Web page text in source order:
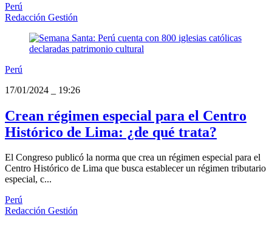
Perú
Redacción Gestión
Perú
17/01/2024
19:26
Crean régimen especial para el Centro
Histórico de Lima: ¿de qué trata?
El Congreso publicó la norma que crea un régimen especial para el
Centro Histórico de Lima que busca establecer un régimen tributario
especial, c...
Perú
Redacción Gestión